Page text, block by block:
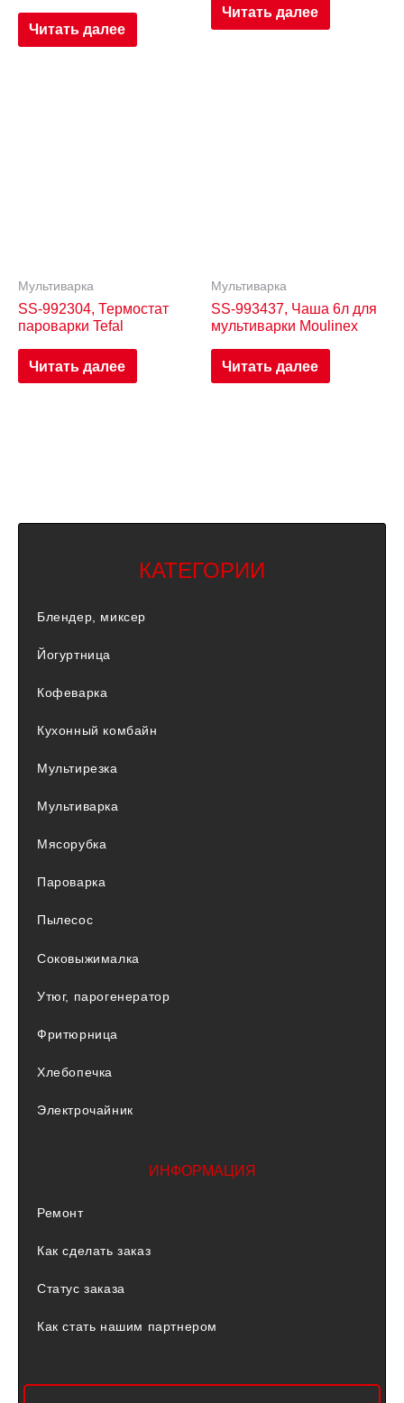
Читать далее
Читать далее
Мультиварка
SS-992304, Термостат
пароварки Tefal
Читать далее
Мультиварка
SS-993437, Чаша 6л для
мультиварки Moulinex
Читать далее
КАТЕГОРИИ
Блендер, миксер
Йогуртница
Кофеварка
Кухонный комбайн
Мультирезка
Мультиварка
Мясорубка
Пароварка
Пылесос
Соковыжималка
Утюг, парогенератор
Фритюрница
Хлебопечка
Электрочайник
ИНФОРМАЦИЯ
Ремонт
Как сделать заказ
Статус заказа
Как стать нашим партнером